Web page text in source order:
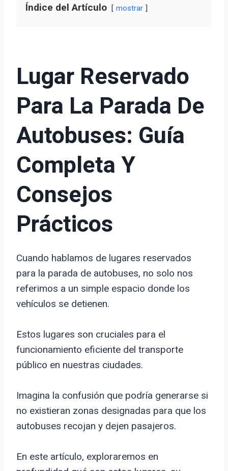
Índice del Artículo mostrar
Lugar Reservado
Para La Parada De
Autobuses: Guía
Completa Y
Consejos
Prácticos
Cuando hablamos de lugares reservados
para la parada de autobuses, no solo nos
referimos a un simple espacio donde los
vehículos se detienen.
Estos lugares son cruciales para el
funcionamiento eficiente del transporte
público en nuestras ciudades.
Imagina la confusión que podría generarse si
no existieran zonas designadas para que los
autobuses recojan y dejen pasajeros.
En este artículo, exploraremos en